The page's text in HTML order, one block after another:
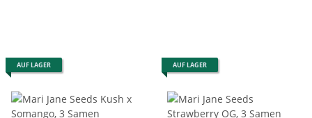
AUF LAGER AUF LAGER